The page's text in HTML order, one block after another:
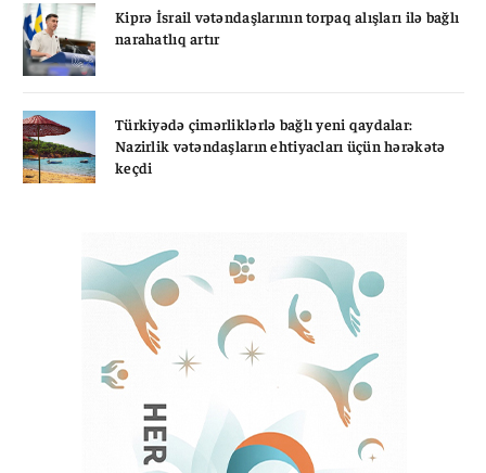
Kiprə İsrail vətəndaşlarının torpaq alışları ilə bağlı
narahatlıq artır
Türkiyədə çimərliklərlə bağlı yeni qaydalar:
Nazirlik vətəndaşların ehtiyacları üçün hərəkətə
keçdi